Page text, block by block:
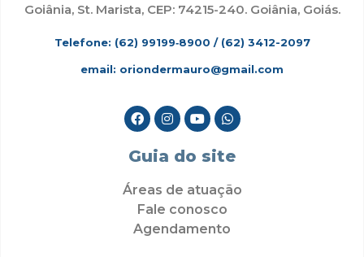
Goiânia, St. Marista, CEP: 74215-240. Goiânia, Goiás.
Telefone: (62) 99199‑8900 / (62) 3412-2097
email: oriondermauro@gmail.com
Guia do site
Áreas de atuação
Fale conosco
Agendamento